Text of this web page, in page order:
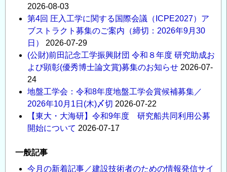
2026-08-03
第4回 圧入工学に関する国際会議（ICPE2027）ア
ブストラクト募集のご案内（締切：2026年9月30
日）
2026-07-29
(公財)前田記念工学振興財団 令和８年度 研究助成お
よび顕彰(優秀博士論文賞)募集のお知らせ 2026-07-
24
地盤工学会：令和8年度地盤工学会賞候補募集／
2026年10月1日(木)〆切 2026-07-22
【東大・大海研】令和9年度 研究船共同利用公募
開始について 2026-07-17
一般記事
今月の新着記事／建設技術者のための情報発信サイ